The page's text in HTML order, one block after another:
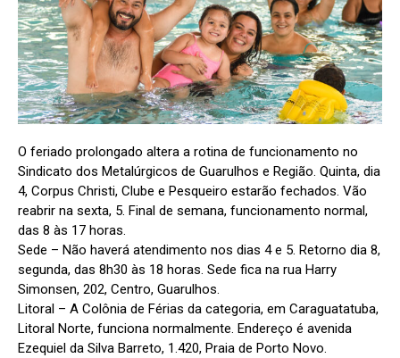
O feriado prolongado altera a rotina de funcionamento no
Sindicato dos Metalúrgicos de Guarulhos e Região. Quinta, dia
4, Corpus Christi, Clube e Pesqueiro estarão fechados. Vão
reabrir na sexta, 5. Final de semana, funcionamento normal,
das 8 às 17 horas.
Sede – Não haverá atendimento nos dias 4 e 5. Retorno dia 8,
segunda, das 8h30 às 18 horas. Sede fica na rua Harry
Simonsen, 202, Centro, Guarulhos.
Litoral – A Colônia de Férias da categoria, em Caraguatatuba,
Litoral Norte, funciona normalmente. Endereço é avenida
Ezequiel da Silva Barreto, 1.420, Praia de Porto Novo.